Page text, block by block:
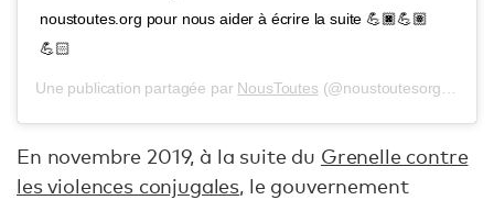
noustoutes.org pour nous aider à écrire la suite 💪🏿💪🏽
💪🏻
Une publication partagée par NousToutes (@noustoutesorg) le
En novembre 2019, à la suite du Grenelle contre
les violences conjugales, le gouvernement